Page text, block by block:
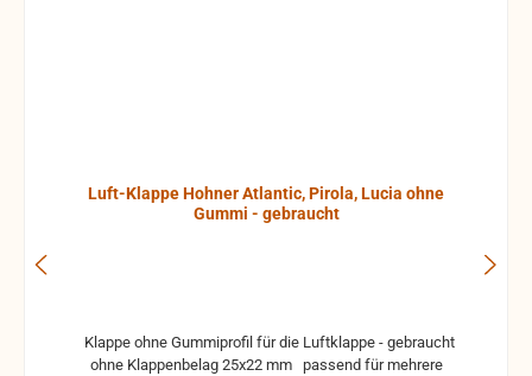
Luft-Klappe Hohner Atlantic, Pirola, Lucia ohne
Gummi - gebraucht
ohne Klappenbelag 25x22 mm passend für mehrere